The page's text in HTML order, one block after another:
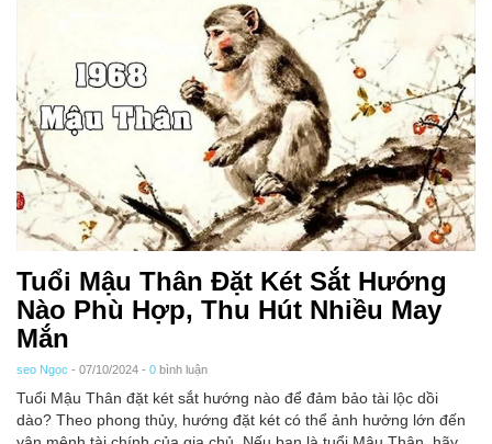
Tuổi Mậu Thân Đặt Két Sắt Hướng
Nào Phù Hợp, Thu Hút Nhiều May
Mắn
seo Ngọc - 07/10/2024 - 0 bình luận
Tuổi Mậu Thân đặt két sắt hướng nào để đảm bảo tài lộc dồi
dào? Theo phong thủy, hướng đặt két có thể ảnh hưởng lớn đến